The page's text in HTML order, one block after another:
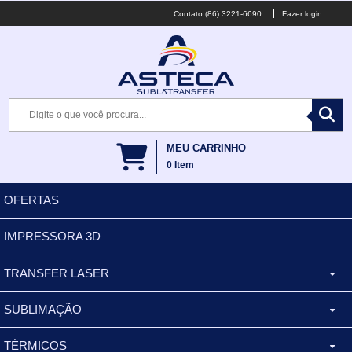
(86) 3221-6690 Fazer login
MEU CARRINHO
0 Item
OFERTAS
IMPRESSORA 3D
TRANSFER LASER
CANECA ALUMINIO
BALDES
SUBLIMAÇÃO
XÍCARA
TÉRMICOS